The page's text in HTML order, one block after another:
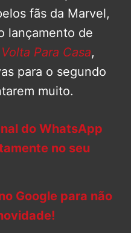
fãs da Marvel,
lançamento de
Para Casa,
para o segundo
muito.
do WhatsApp
no seu
Google para não